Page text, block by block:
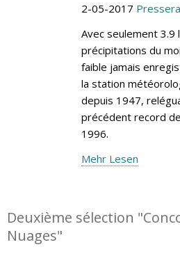
2-05-2017
Avec seulement 3.9
précipitations du
faible jamais
la station
depuis 1947,
précédent record
1996.
Mehr Lesen
Deuxième sélection
Nuages"